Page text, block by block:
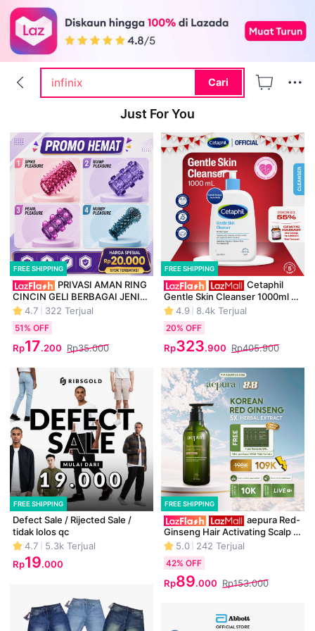
moisturizer
iphone 17 pro max
samsung a07
infinix
lampu natal terbaru 2025
Cari
Just For You
FREE SHIPPING
PRIVASI AMAN RING
CINCIN GELI BERBAGAI JENIS
BISA COD
4.7 322 Terjual
51% OFF
Rp17.200 Rp35.000
FREE SHIPPING
Defect Sale / Rijected Sale /
tidak lolos qc
4.7
5.3k Terjual
Rp19.000
FREE SHIPPING
Cetaphil
Gentle Skin Cleanser 1000ml
dengan Niacinamide, Glycerin
dan Panthenol Sabun
Pembersih Muka Untuk Segala
Jenis Kulit
4.9 8.4k Terjual
20% OFF
Rp323.900 Rp405.900
FREE SHIPPING
aepura Red-
Ginseng Hair Activating Scalp
Treatment - Memperkuat Akar
Rambut Haircare
Membersihkan Wangi
Perawatan Ketombe Kering
Extract Acid Conditioner
5.0 242 Terjual
42% OFF
Rp89.000 Rp153.000